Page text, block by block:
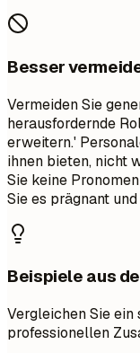
Besser
Vermeiden Sie
herausfordernde
erweitern.'
ihnen bieten, nicht
Sie keine
Sie es prägnant
Beispiele aus
Vergleichen Sie
professionellen